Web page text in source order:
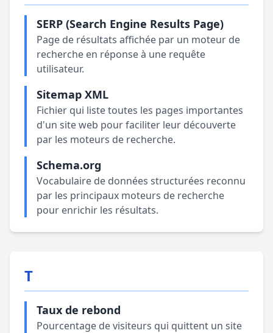
SERP (Search Engine Results Page)
Page de résultats affichée par un moteur de
recherche en réponse à une requête
utilisateur.
Sitemap XML
Fichier qui liste toutes les pages importantes
d'un site web pour faciliter leur découverte
par les moteurs de recherche.
Schema.org
Vocabulaire de données structurées reconnu
par les principaux moteurs de recherche
pour enrichir les résultats.
T
Taux de rebond
Pourcentage de visiteurs qui quittent un site